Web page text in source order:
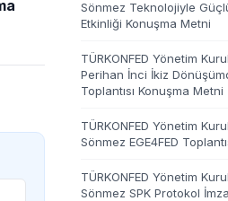
Sönmez Teknolojiyle
Etkinliği Konuşma Metni
TÜRKONFED Yönetim
Perihan İnci İkiz
Toplantısı Konuşma Metni
TÜRKONFED Yönetim
Sönmez EGE4FED
TÜRKONFED Yönetim
Sönmez SPK Protokol